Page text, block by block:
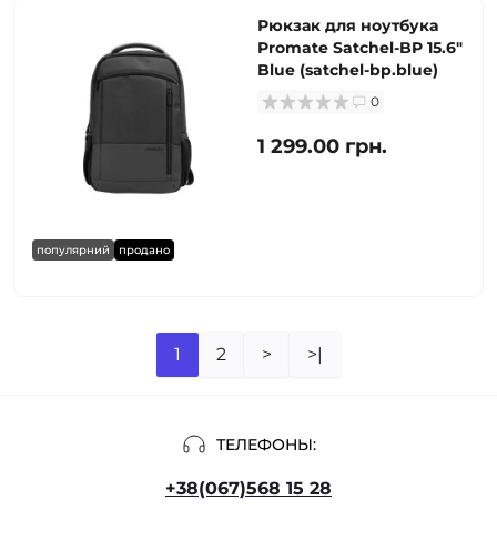
популярний продано
Рюкзак для ноутбука
Promate Satchel-BP 15.6"
Blue (satchel-bp.blue)
0
1 299.00 грн.
1 2 > >|
ТЕЛЕФОНЫ:
+38(067)568 15 28